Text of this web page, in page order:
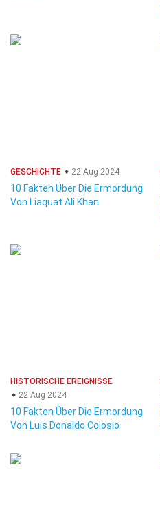
GESCHICHTE 22 Aug 2024
10 Fakten Über Die Ermordung
Von Liaquat Ali Khan
HISTORISCHE EREIGNISSE
22 Aug 2024
10 Fakten Über Die Ermordung
Von Luis Donaldo Colosio